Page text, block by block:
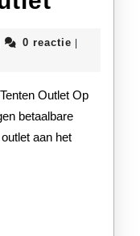
bij
Onze
Tenten
Outlet
0 reactie
betaalbare
aan het